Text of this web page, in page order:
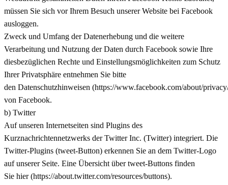
müssen Sie sich vor Ihrem Besuch unserer Website bei Facebook
ausloggen.
Zweck und Umfang der Datenerhebung und die weitere
Verarbeitung und Nutzung der Daten durch Facebook sowie Ihre
diesbezüglichen Rechte und Einstellungsmöglichkeiten zum Schutz
Ihrer Privatsphäre entnehmen Sie bitte
den Datenschutzhinweisen (https://www.facebook.com/about/
von Facebook.
b) Twitter
Auf unseren Internetseiten sind Plugins des
Kurznachrichtennetzwerks der Twitter Inc. (Twitter) integriert. Die
Twitter-Plugins (tweet-Button) erkennen Sie an dem Twitter-Logo
auf unserer Seite. Eine Übersicht über tweet-Buttons finden
Sie hier (https://about.twitter.com/resources/buttons).